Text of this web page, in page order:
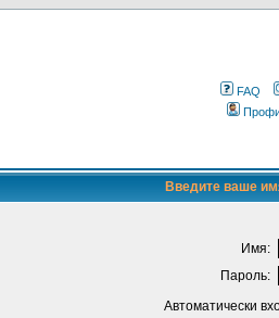
FAQ
Введите ваше
Имя:
Пароль:
Автоматически